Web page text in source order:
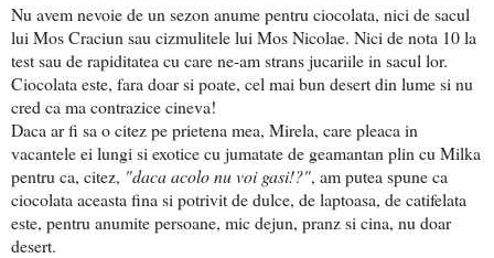
Nu avem nevoie de un sezon anume pentru ciocolata, nici de sacul
lui Mos Craciun sau cizmulitele lui Mos Nicolae. Nici de nota 10 la
test sau de rapiditatea cu care ne-am strans jucariile in sacul lor.
Ciocolata este, fara doar si poate, cel mai bun desert din lume si nu
cred ca ma contrazice cineva!
Daca ar fi sa o citez pe prietena mea, Mirela, care pleaca in
vacantele ei lungi si exotice cu jumatate de geamantan plin cu Milka
pentru ca, citez, "daca acolo nu voi gasi!?", am putea spune ca
ciocolata aceasta fina si potrivit de dulce, de laptoasa, de catifelata
este, pentru anumite persoane, mic dejun, pranz si cina, nu doar
desert.